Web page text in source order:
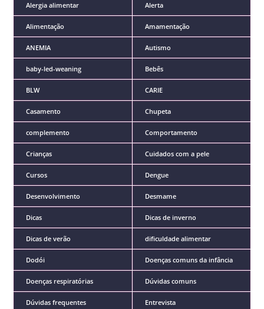
Alergia alimentar Alerta
Alimentação Amamentação
ANEMIA Autismo
baby-led-weaning Bebês
BLW CARIE
Casamento Chupeta
complemento Comportamento
Crianças Cuidados com a pele
Cursos Dengue
Desenvolvimento Desmame
Dicas Dicas de inverno
Dicas de verão dificuldade alimentar
Dodói Doenças comuns da infância
Doenças respiratórias Dúvidas comuns
Dúvidas frequentes Entrevista